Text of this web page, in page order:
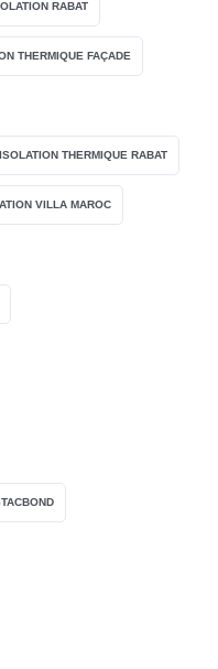
RABAT
THERMIQUE FAÇADE
ISOLATION THERMIQUE RABAT
VILLA MAROC